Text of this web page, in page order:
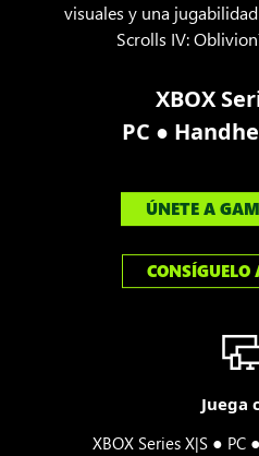
visuales y una
Scrolls IV:
XBOX
PC ●
ÚNETE A
CONSÍGUELO
Juega
XBOX Series X|S ● PC ●